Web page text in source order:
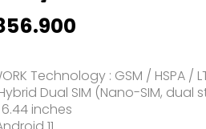
Technology : GSM / HSPA /
Hybrid Dual SIM (Nano-SIM, dual
6.44 inches